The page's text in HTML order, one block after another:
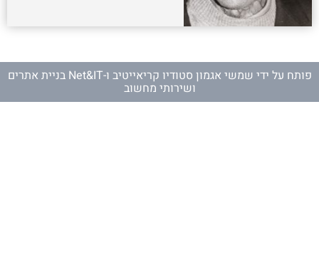
פותח על ידי שמשי אגמון סטודיו קריאייטיב ו- Net&IT בניית אתרים
ושירותי מחשוב